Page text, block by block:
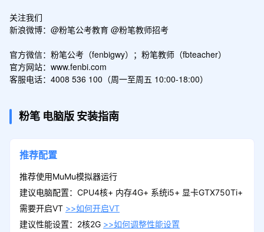
关注我们
新浪微博：@粉笔公考教育 @粉笔教师招考
官方微信：粉笔公考（fenbigwy）；粉笔教师（fbteacher）
官方网站：www.fenbi.com
客服电话：4008 536 100（周一至周五 10:00-18:00）
粉笔 电脑版 安装指南
推荐配置
推荐使用MuMu模拟器运行
建议电脑配置：CPU4核+ 内存4G+ 系统i5+ 显卡GTX750Ti+
需要开启VT >>如何开启VT
建议性能设置：2核2G >>如何调整性能设置